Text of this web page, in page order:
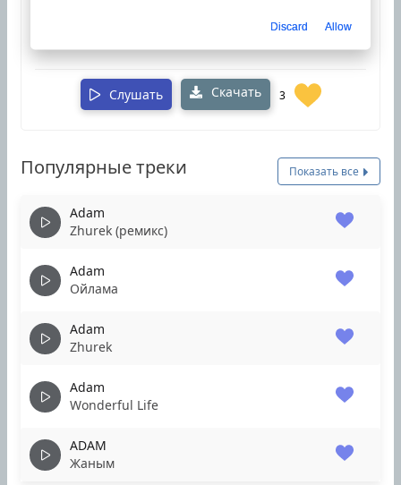
Слушать Скачать 3
Популярные треки Показать все
Adam
Zhurek (ремикс)
Adam
Ойлама
Adam
Zhurek
Adam
Wonderful Life
ADAM
Жаным
Discard Allow